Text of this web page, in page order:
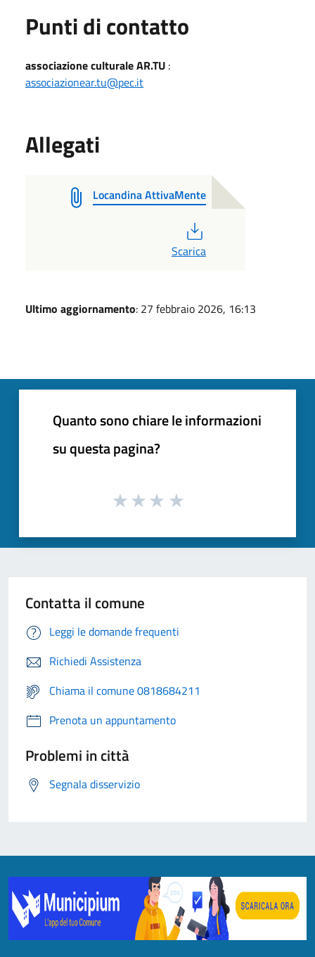
Punti di contatto
associazione culturale AR.TU :
associazionear.tu@pec.it
Allegati
Locandina AttivaMente
Scarica
Ultimo aggiornamento: 27 febbraio 2026, 16:13
Quanto sono chiare le informazioni
su questa pagina?
Contatta il comune
Leggi le domande frequenti
Richiedi Assistenza
Chiama il comune 0818684211
Prenota un appuntamento
Problemi in città
Segnala disservizio